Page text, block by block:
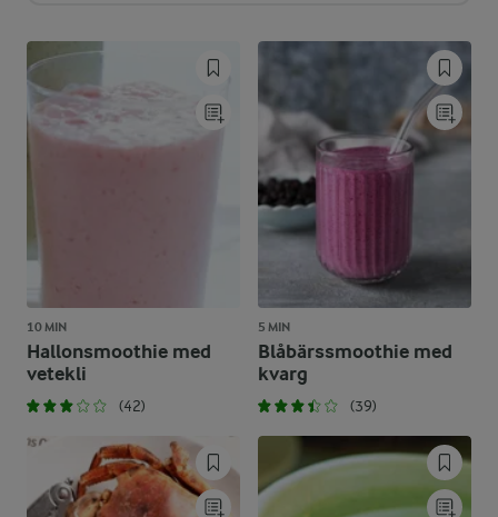
10 MIN
Hallonsmoothie med
vetekli
(42)
5 MIN
Blåbärssmoothie med
kvarg
(39)